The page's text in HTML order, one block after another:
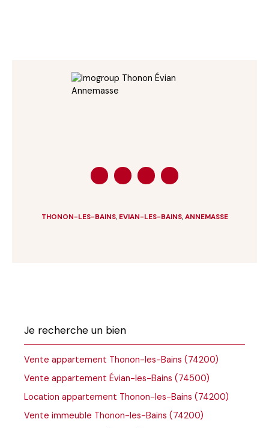
THONON-LES-BAINS, EVIAN-LES-BAINS, ANNEMASSE
Je recherche un bien
Vente appartement Thonon-les-Bains (74200)
Vente appartement Évian-les-Bains (74500)
Location appartement Thonon-les-Bains (74200)
Vente immeuble Thonon-les-Bains (74200)